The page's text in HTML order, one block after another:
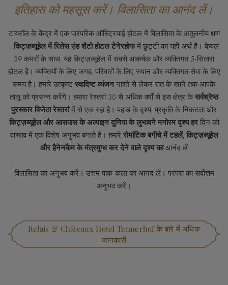
इतिहास को महसूस करें। विलासिता का आनंद लें।
टायरॉल के केंद्र में एक पारंपरिक ऑस्ट्रियाई होटल में विलासिता के अतुलनीय क्षण
- किट्ज़ब्यूहेल में रिलेस एंड शैटो होटल टेनेरहोफमें छुट्टी का यही अर्थ है। केवल
39 कमरों के साथ, यह किट्ज़ब्यूहेल में सबसे आकर्षक और व्यक्तिगत 5-सितारा
होटल है। व्यक्तियों के लिए जगह, परिवारों के लिए स्थान और व्यक्तिगत सेवा के लिए
समय है। हमारे उत्कृष्ट स्वादिष्ट व्यंजननाश्ते से लेकर रात के खाने तक आपके
तालू को प्रसन्न करेंगे। हमारा रेस्तरां 30 से अधिक वर्षों से इस क्षेत्र केसर्वश्रेष्ठ
पुरस्कार विजेता रेस्तरांमें से एक रहा है। पहाड़ के दृश्य, प्रकृति के निकटता और
किट्ज़ब्यूहेल और आसपास के अल्पाइन दुनिया के लुभावने मनोरम दृश्य हरदिन को
वास्तव में एक विशेष अनुभव बनाते हैं। हमारे रोमांटिक बगीचे में टहलें, किट्ज़ब्यूहेल
और हैनेनकैम के मंत्रमुग्ध कर देने वाले दृश्य काआनंद लें
विलासिता का अनुभव करें। उत्तम पाक-कला का आनंद लें। परंपरा का सर्वोत्तम
अनुभव करें।
Relais & Châteaux Hotel Tennerhof के बारे में अधिक
जानकारी